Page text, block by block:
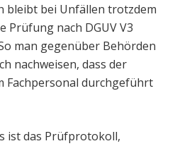
bleibt bei Unfällen trotzdem
Prüfung nach DGUV V3
man gegenüber Behörden
nachweisen, dass der
Fachpersonal durchgeführt
ist das Prüfprotokoll,